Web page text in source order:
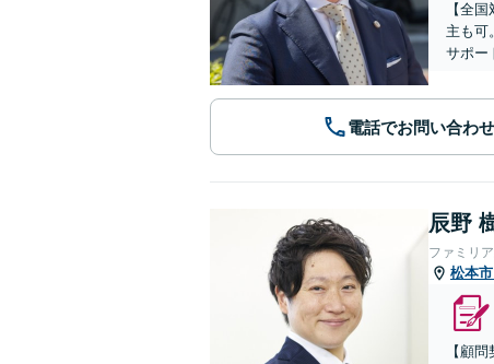
【全
主も可
サポー
電話でお問い合わせ
辰野
ファミリ
松本市
【顧